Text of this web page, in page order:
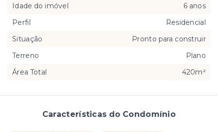
Características do Condomínio
Idade do imóvel
6 anos
Perfil
Residencial
Situação
Pronto para construir
Terreno
Plano
Área Total
420m²